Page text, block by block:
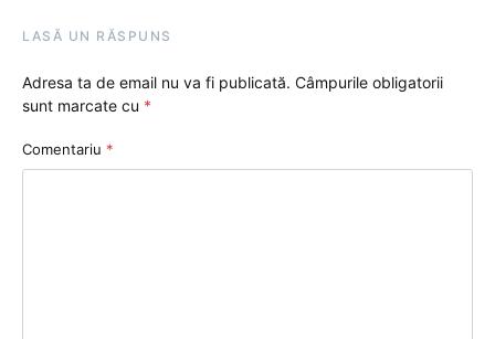
LASĂ UN RĂSPUNS
Adresa ta de email nu va fi publicată. Câmpurile obligatorii
sunt marcate cu *
Comentariu *